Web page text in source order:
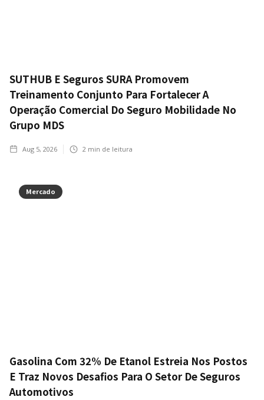
SUTHUB E Seguros SURA Promovem
Treinamento Conjunto Para Fortalecer A
Operação Comercial Do Seguro Mobilidade No
Grupo MDS
Aug 5, 2026 2 min de leitura
Mercado
Gasolina Com 32% De Etanol Estreia Nos Postos
E Traz Novos Desafios Para O Setor De Seguros
Automotivos